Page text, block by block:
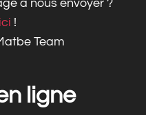
à nous envoyer ?
ici !
Team
ligne